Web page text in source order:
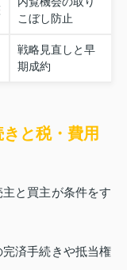
こぼし防止
戦略見直しと早
期成約
と税・費用
と買主が条件をす
済手続きや抵当権